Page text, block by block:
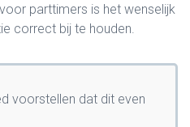
parttimers is het wenselijk
correct bij te houden.
voorstellen dat dit even